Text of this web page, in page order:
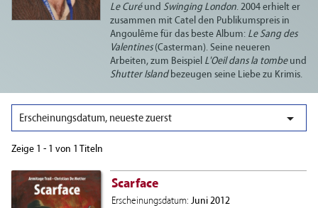
Le Curéund Swinging London. 2004 erhielt er
zusammen mit Catel den Publikumspreis in
Angoulême für das beste Album: Le Sang des
Valentines(Casterman). Seine neueren
Arbeiten, zum Beispiel L'Oeil dans la tombeund
Shutter Islandbezeugen seine Liebe zu Krimis.
Erscheinungsdatum, neueste zuerst 
Zeige 1 - 1 von 1 Titeln
Scarface
Erscheinungsdatum: Juni 2012